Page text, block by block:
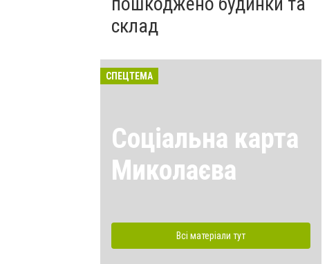
склад
СПЕЦТЕМА
Соціальна карта
Миколаєва
Всі матеріали тут